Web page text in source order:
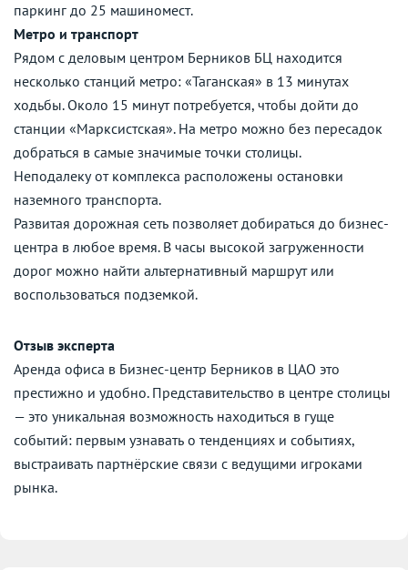
паркинг до 25 машиномест.
Метро и транспорт
Рядом с деловым центром Берников БЦ находится
несколько станций метро: «Таганская» в 13 минутах
ходьбы. Около 15 минут потребуется, чтобы дойти до
станции «Марксистская». На метро можно без пересадок
добраться в самые значимые точки столицы.
Неподалеку от комплекса расположены остановки
наземного транспорта.
Развитая дорожная сеть позволяет добираться до бизнес-
центра в любое время. В часы высокой загруженности
дорог можно найти альтернативный маршрут или
воспользоваться подземкой.
Отзыв эксперта
Аренда офиса в Бизнес-центр Берников в ЦАО это
престижно и удобно. Представительство в центре столицы
— это уникальная возможность находиться в гуще
событий: первым узнавать о тенденциях и событиях,
выстраивать партнёрские связи с ведущими игроками
рынка.